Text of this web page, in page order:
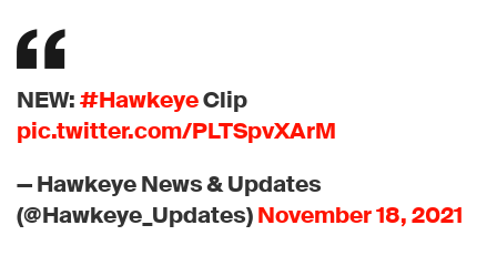
NEW:#HawkeyeClip
pic.twitter.com/PLTSpvXArM
— Hawkeye News & Updates
(@Hawkeye_Updates)November 18, 2021